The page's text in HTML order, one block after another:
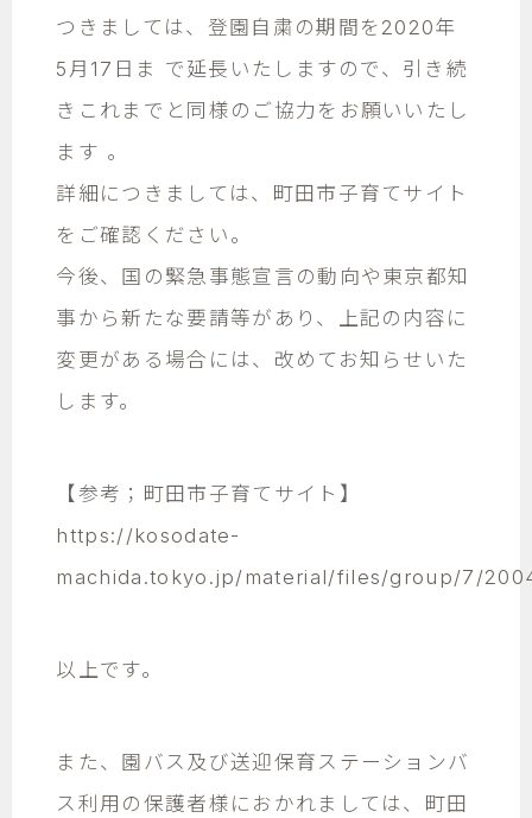
つきましては、登園自粛の期間を2020年
5月17日ま で延長いたしますので、引き続
きこれまでと同様のご協力をお願いいたし
ます 。
詳細につきましては、町田市子育てサイト
をご確認ください。
今後、国の緊急事態宣言の動向や東京都知
事から新たな要請等があり、上記の内容に
変更がある場合には、改めてお知らせいた
します。
【参考；町田市子育てサイト】
https://kosodate-
machida.tokyo.jp/material/files/group/7/
以上です。
また、園バス及び送迎保育ステーションバ
ス利用の保護者様におかれましては、町田